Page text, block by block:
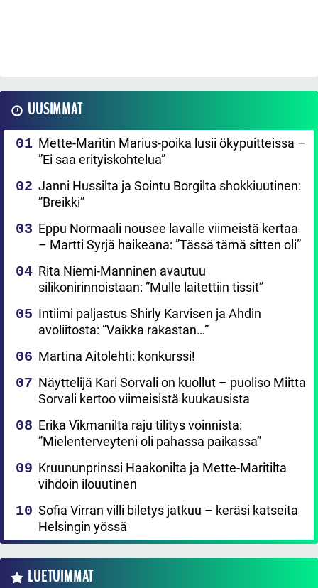
UUSIMMAT
Mette-Maritin Marius-poika lusii ökypuitteissa –
”Ei saa erityiskohtelua”
Janni Hussilta ja Sointu Borgilta shokkiuutinen:
”Breikki”
Eppu Normaali nousee lavalle viimeistä kertaa
– Martti Syrjä haikeana: ”Tässä tämä sitten oli”
Rita Niemi-Manninen avautuu
silikonirinnoistaan: ”Mulle laitettiin tissit”
Intiimi paljastus Shirly Karvisen ja Ahdin
avoliitosta: ”Vaikka rakastan…”
Martina Aitolehti: konkurssi!
Näyttelijä Kari Sorvali on kuollut – puoliso Miitta
Sorvali kertoo viimeisistä kuukausista
Erika Vikmanilta raju tilitys voinnista:
”Mielenterveyteni oli pahassa paikassa”
Kruununprinssi Haakonilta ja Mette-Maritilta
vihdoin ilouutinen
Sofia Virran villi biletys jatkuu – keräsi katseita
Helsingin yössä
LUETUIMMAT